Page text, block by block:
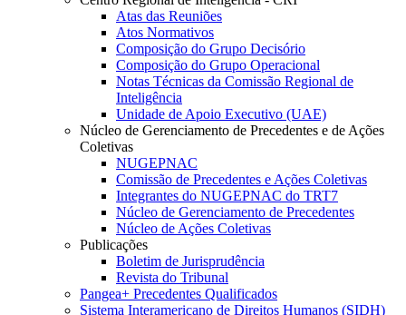
Atas das Reuniões
Atos Normativos
Composição do Grupo Decisório
Composição do Grupo Operacional
Notas Técnicas da Comissão Regional de
Inteligência
Unidade de Apoio Executivo (UAE)
Núcleo de Gerenciamento de Precedentes e de Ações
Coletivas
NUGEPNAC
Comissão de Precedentes e Ações Coletivas
Integrantes do NUGEPNAC do TRT7
Núcleo de Gerenciamento de Precedentes
Núcleo de Ações Coletivas
Publicações
Boletim de Jurisprudência
Revista do Tribunal
Pangea+ Precedentes Qualificados
Sistema Interamericano de Direitos Humanos (SIDH)